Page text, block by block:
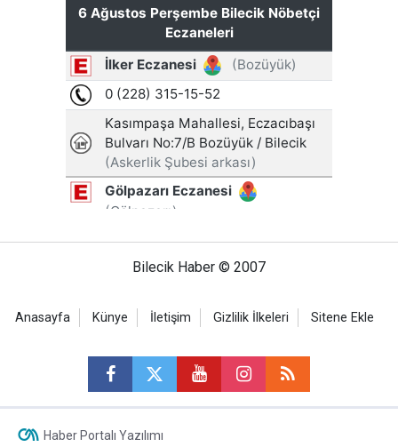
Bilecik Haber © 2007
Anasayfa Künye İletişim Gizlilik İlkeleri Sitene Ekle
Haber Portalı Yazılımı